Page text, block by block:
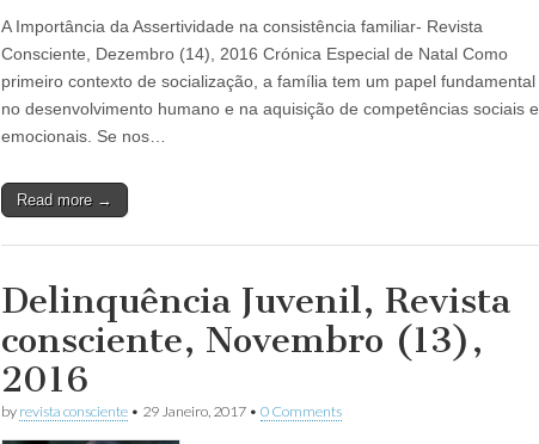
A Importância da Assertividade na consistência familiar- Revista
Consciente, Dezembro (14), 2016 Crónica Especial de Natal Como
primeiro contexto de socialização, a família tem um papel fundamental
no desenvolvimento humano e na aquisição de competências sociais e
emocionais. Se nos…
Read more →
Delinquência Juvenil, Revista
consciente, Novembro (13),
2016
by revista consciente• 29 Janeiro, 2017• 0 Comments